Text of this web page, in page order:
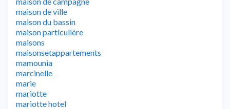
maison de ville
maison du bassin
maison particulière
maisons
maisonsetappartements
mamounia
marcinelle
marie
mariotte
mariotte hotel